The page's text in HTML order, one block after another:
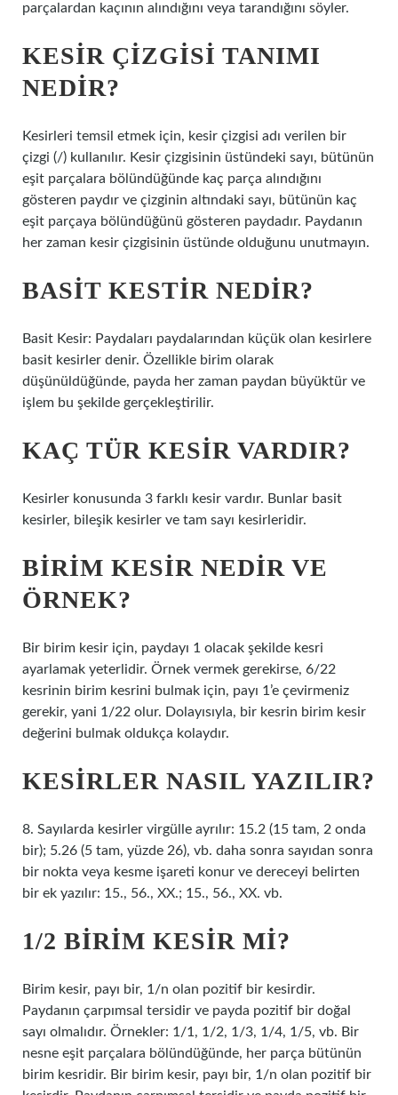
parçalardan kaçının alındığını veya tarandığını söyler.
KESIR ÇIZGISI TANIMI
NEDIR?
Kesirleri temsil etmek için, kesir çizgisi adı verilen bir
çizgi (/) kullanılır. Kesir çizgisinin üstündeki sayı, bütünün
eşit parçalara bölündüğünde kaç parça alındığını
gösteren paydır ve çizginin altındaki sayı, bütünün kaç
eşit parçaya bölündüğünü gösteren paydadır. Paydanın
her zaman kesir çizgisinin üstünde olduğunu unutmayın.
BASIT KESTIR NEDIR?
Basit Kesir: Paydaları paydalarından küçük olan kesirlere
basit kesirler denir. Özellikle birim olarak
düşünüldüğünde, payda her zaman paydan büyüktür ve
işlem bu şekilde gerçekleştirilir.
KAÇ TÜR KESIR VARDIR?
Kesirler konusunda 3 farklı kesir vardır. Bunlar basit
kesirler, bileşik kesirler ve tam sayı kesirleridir.
BIRIM KESIR NEDIR VE
ÖRNEK?
Bir birim kesir için, paydayı 1 olacak şekilde kesri
ayarlamak yeterlidir. Örnek vermek gerekirse, 6/22
kesrinin birim kesrini bulmak için, payı 1’e çevirmeniz
gerekir, yani 1/22 olur. Dolayısıyla, bir kesrin birim kesir
değerini bulmak oldukça kolaydır.
KESIRLER NASIL YAZILIR?
8. Sayılarda kesirler virgülle ayrılır: 15.2 (15 tam, 2 onda
bir); 5.26 (5 tam, yüzde 26), vb. daha sonra sayıdan sonra
bir nokta veya kesme işareti konur ve dereceyi belirten
bir ek yazılır: 15., 56., XX.; 15., 56., XX. vb.
1/2 BIRIM KESIR MI?
Birim kesir, payı bir, 1/n olan pozitif bir kesirdir.
Paydanın çarpımsal tersidir ve payda pozitif bir doğal
sayı olmalıdır. Örnekler: 1/1, 1/2, 1/3, 1/4, 1/5, vb. Bir
nesne eşit parçalara bölündüğünde, her parça bütünün
birim kesridir. Bir birim kesir, payı bir, 1/n olan pozitif bir